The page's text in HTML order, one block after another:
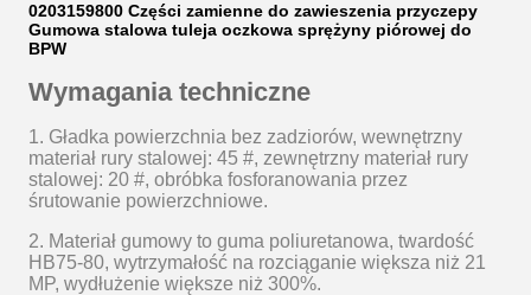
0203159800 Części zamienne do zawieszenia przyczepy
Gumowa stalowa tuleja oczkowa sprężyny piórowej do
BPW
Wymagania techniczne
1. Gładka powierzchnia bez zadziorów, wewnętrzny
materiał rury stalowej: 45 #, zewnętrzny materiał rury
stalowej: 20 #, obróbka fosforanowania przez
śrutowanie powierzchniowe.
2. Materiał gumowy to guma poliuretanowa, twardość
HB75-80, wytrzymałość na rozciąganie większa niż 21
MP, wydłużenie większe niż 300%.